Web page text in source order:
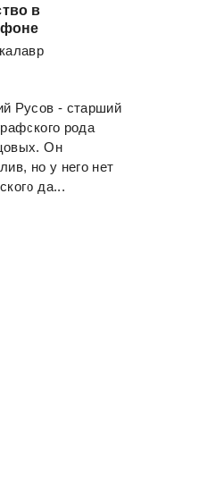
в
Русов - старший
рода
Он
но у него нет
да...